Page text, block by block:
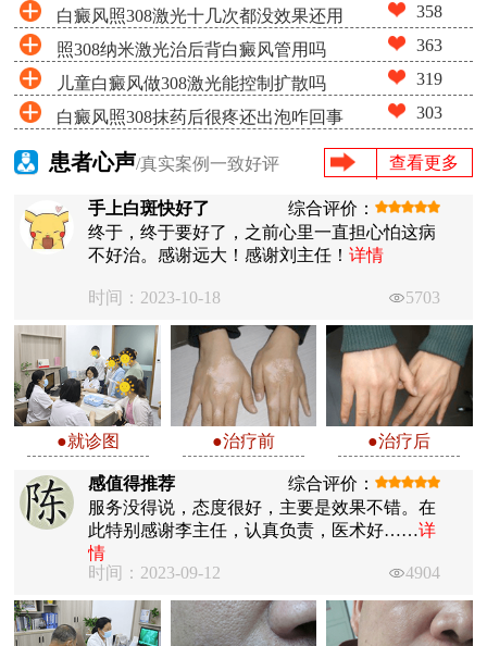
白癜风照308激光十几次都没效果还用
照吗
358
照308纳米激光治后背白癜风管用吗 363
儿童白癜风做308激光能控制扩散吗 319
白癜风照308抹药后很疼还出泡咋回事 303
患者心声/真实案例一致好评 查看更多
手上白斑快好了
综合评价：
终于，终于要好了，之前心里一直担心怕这病
不好治。感谢远大！感谢刘主任！详情
时间：2023-10-18 5703
●就诊图 ●治疗前 ●治疗后
感值得推荐
综合评价：
服务没得说，态度很好，主要是效果不错。在
此特别感谢李主任，认真负责，医术好……详
情
时间：2023-09-12
4904